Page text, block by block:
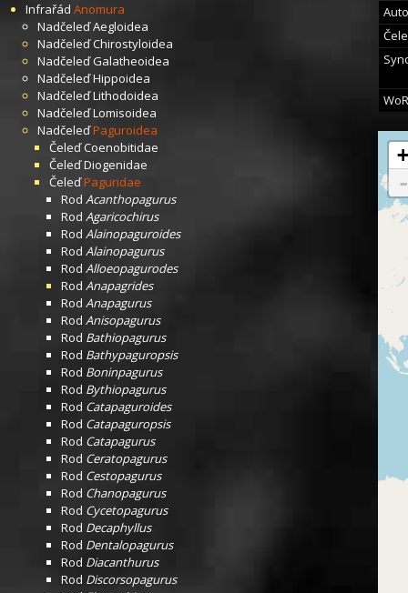
Infrařád Anomura
NadčeleďAegloidea
NadčeleďChirostyloidea
NadčeleďGalatheoidea
NadčeleďHippoidea
NadčeleďLithodoidea
NadčeleďLomisoidea
NadčeleďPaguroidea
ČeleďCoenobitidae
ČeleďDiogenidae
ČeleďPaguridae
Rod Acanthopagurus
Rod Agaricochirus
Rod Alainopaguroides
Rod Alainopagurus
Rod Alloeopagurodes
Rod Anapagrides
Rod Anapagurus
Rod Anisopagurus
Rod Bathiopagurus
Rod Bathypaguropsis
Rod Boninpagurus
Rod Bythiopagurus
Rod Catapaguroides
Rod Catapaguropsis
Rod Catapagurus
Rod Ceratopagurus
Rod Cestopagurus
Rod Chanopagurus
Rod Cycetopagurus
Rod Decaphyllus
Rod Dentalopagurus
Rod Diacanthurus
Rod Discorsopagurus
+